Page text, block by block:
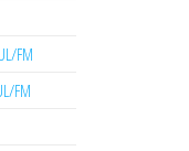
FM
FM